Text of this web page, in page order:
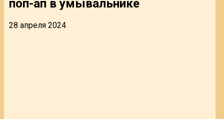
поп-ап в умывальнике
28 апреля 2024